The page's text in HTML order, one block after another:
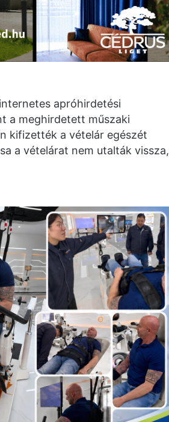
apróhirdetési
a meghirdetett műszaki
kifizették a vételár egészét
a vételárat nem utalták vissza,